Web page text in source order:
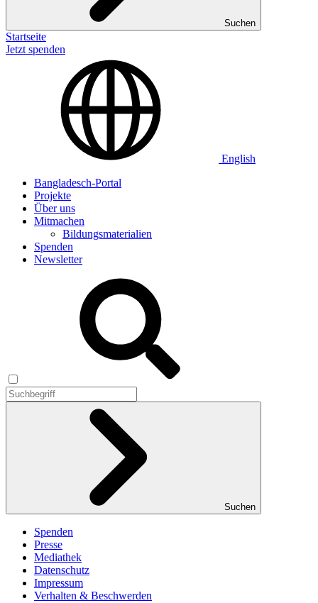
Suchen
Startseite
Jetzt spenden
English
Bangladesch-Portal
Projekte
Über uns
Mitmachen
Bildungsmaterialien
Spenden
Newsletter
Suchen
Spenden
Presse
Mediathek
Datenschutz
Impressum
Verhalten & Beschwerden